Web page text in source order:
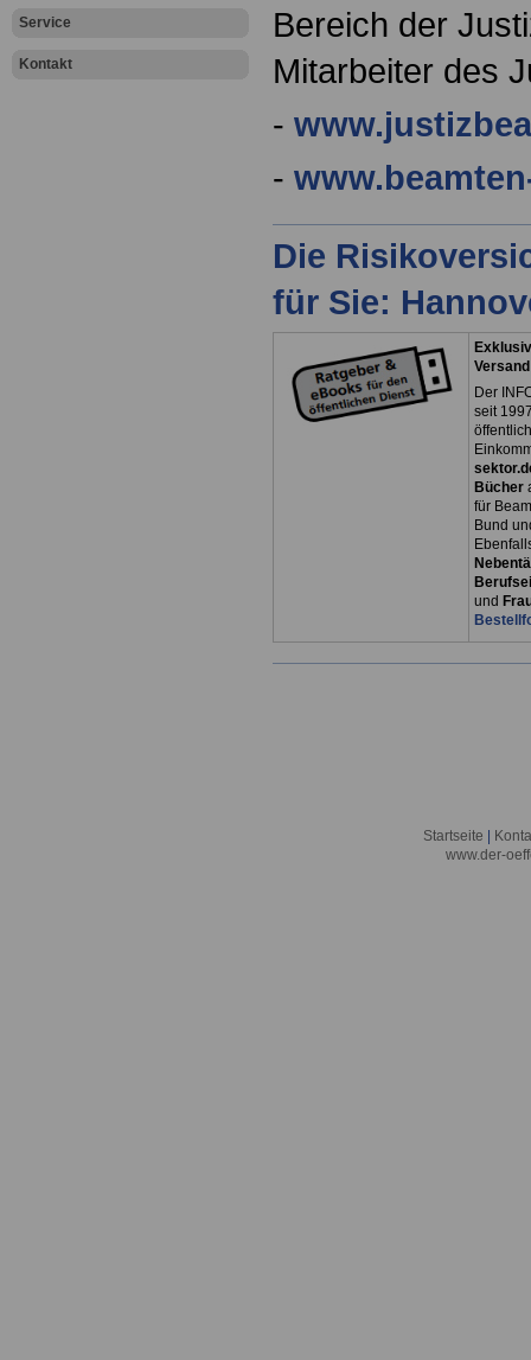
Service
Kontakt
Bereich der
Mitarbeiter des
-
-
Die
für Sie:
Der
seit
Bücher
für
Bund
und
Startseite
www.der-